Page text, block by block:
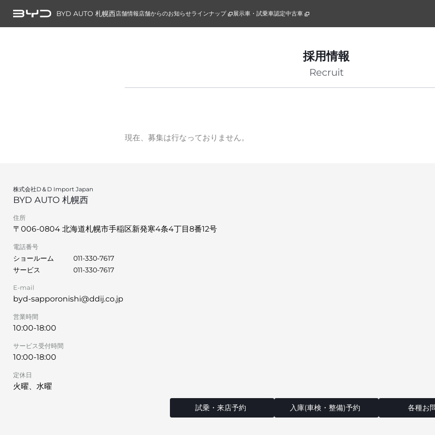
BYD AUTO 札幌西店舗情報店舗からのお知らせラインナップ 展示車・試乗車認定中古車
採用情報
Recruit
現在、募集は行なっておりません。
株式会社D＆D Import Japan
BYD AUTO 札幌西
住所
〒006-0804 北海道札幌市手稲区新発寒4条4丁目8番12号
電話番号
ショールーム
011-330-7617
サービス
011-330-7617
E-mail
byd-sapporonishi@ddij.co.jp
営業時間
10:00-18:00
サービス受付時間
10:00-18:00
定休日
火曜、水曜
試乗・来店予約 入庫(車検・整備)予約 各種お